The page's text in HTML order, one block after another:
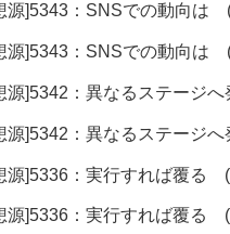
源]5343：SNSでの動向は
源]5343：SNSでの動向は
源]5342：異なるステージ
源]5342：異なるステージ
源]5336：実行すれば覆る
源]5336：実行すれば覆る